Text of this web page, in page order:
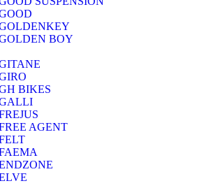
BOY
BIKES
AGENT